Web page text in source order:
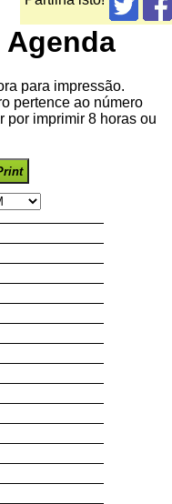
Agenda
para impressão.
pertence ao número
por imprimir 8 horas ou